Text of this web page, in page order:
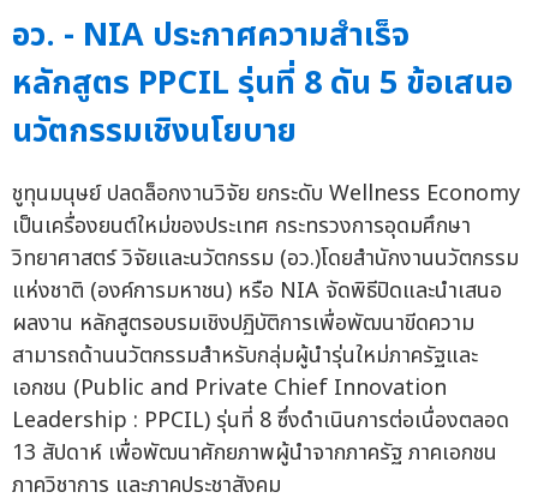
อว. - NIA ประกาศความสำเร็จ
หลักสูตร PPCIL รุ่นที่ 8 ดัน 5 ข้อเสนอ
นวัตกรรมเชิงนโยบาย
ชูทุนมนุษย์ ปลดล็อกงานวิจัย ยกระดับ Wellness Economy
เป็นเครื่องยนต์ใหม่ของประเทศ กระทรวงการอุดมศึกษา
วิทยาศาสตร์ วิจัยและนวัตกรรม (อว.)โดยสำนักงานนวัตกรรม
แห่งชาติ (องค์การมหาชน) หรือ NIA จัดพิธีปิดและนำเสนอ
ผลงาน หลักสูตรอบรมเชิงปฏิบัติการเพื่อพัฒนาขีดความ
สามารถด้านนวัตกรรมสำหรับกลุ่มผู้นำรุ่นใหม่ภาครัฐและ
เอกชน (Public and Private Chief Innovation
Leadership : PPCIL) รุ่นที่ 8 ซึ่งดำเนินการต่อเนื่องตลอด
13 สัปดาห์ เพื่อพัฒนาศักยภาพผู้นำจากภาครัฐ ภาคเอกชน
ภาควิชาการ และภาคประชาสังคม